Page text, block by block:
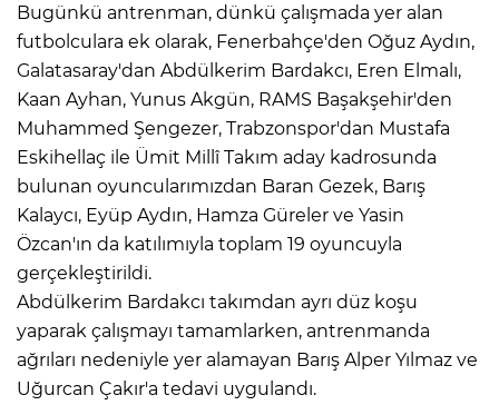
Bugünkü antrenman, dünkü çalışmada yer alan
futbolculara ek olarak, Fenerbahçe'den Oğuz Aydın,
Galatasaray'dan Abdülkerim Bardakcı, Eren Elmalı,
Kaan Ayhan, Yunus Akgün, RAMS Başakşehir'den
Muhammed Şengezer, Trabzonspor'dan Mustafa
Eskihellaç ile Ümit Millî Takım aday kadrosunda
bulunan oyuncularımızdan Baran Gezek, Barış
Kalaycı, Eyüp Aydın, Hamza Güreler ve Yasin
Özcan'ın da katılımıyla toplam 19 oyuncuyla
gerçekleştirildi.
Abdülkerim Bardakcı takımdan ayrı düz koşu
yaparak çalışmayı tamamlarken, antrenmanda
ağrıları nedeniyle yer alamayan Barış Alper Yılmaz ve
Uğurcan Çakır'a tedavi uygulandı.